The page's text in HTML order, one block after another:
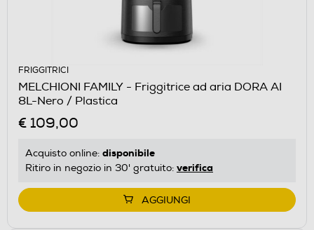
FRIGGITRICI
MELCHIONI FAMILY - Friggitrice ad aria DORA AI
8L-Nero / Plastica
€ 109,00
Acquisto online: disponibile
Ritiro in negozio in 30' gratuito: verifica
AGGIUNGI